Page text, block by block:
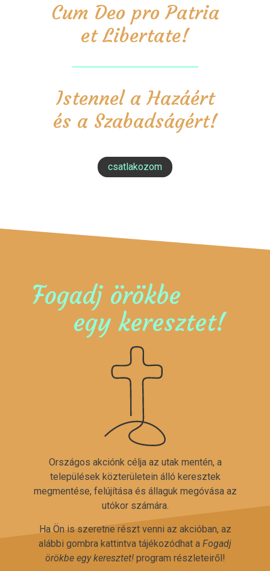
Cum Deo pro Patria
et Libertate!
Istennel a Hazáért
és a Szabadságért!
csatlakozom
Fogadj örökbe
egy keresztet!
Országos akciónk célja az utak mentén, a
települések közterületein álló keresztek
megmentése, felújítása és állaguk megóvása az
utókor számára.
Ha Ön is szeretne részt venni az akcióban, az
alábbi gombra kattintva tájékozódhat a Fogadj
örökbe egy keresztet!program részleteiről!